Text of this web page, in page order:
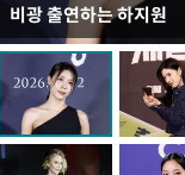
비광 출연하는 하지원
이재명 대통령, "수사
선 다해 강구해야"